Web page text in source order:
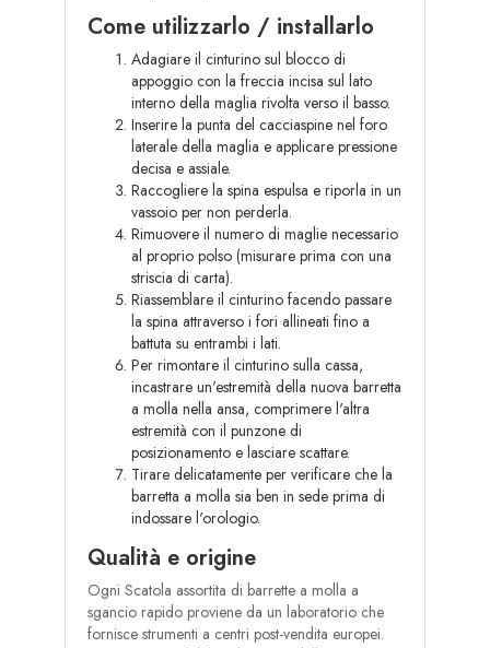
Come utilizzarlo / installarlo
Adagiare il cinturino sul blocco di
appoggio con la freccia incisa sul lato
interno della maglia rivolta verso il basso.
Inserire la punta del cacciaspine nel foro
laterale della maglia e applicare pressione
decisa e assiale.
Raccogliere la spina espulsa e riporla in un
vassoio per non perderla.
Rimuovere il numero di maglie necessario
al proprio polso (misurare prima con una
striscia di carta).
Riassemblare il cinturino facendo passare
la spina attraverso i fori allineati fino a
battuta su entrambi i lati.
Per rimontare il cinturino sulla cassa,
incastrare un'estremità della nuova barretta
a molla nella ansa, comprimere l'altra
estremità con il punzone di
posizionamento e lasciare scattare.
Tirare delicatamente per verificare che la
barretta a molla sia ben in sede prima di
indossare l'orologio.
Qualità e origine
Ogni Scatola assortita di barrette a molla a
sgancio rapido proviene da un laboratorio che
fornisce strumenti a centri post-vendita europei.